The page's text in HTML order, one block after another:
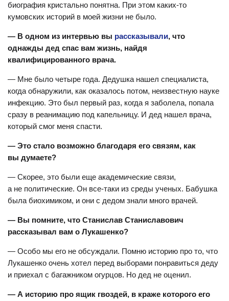
биография кристально понятна. При этом каких-то
кумовских историй в моей жизни не было.
— В одном из интервью вы рассказывали, что
однажды дед спас вам жизнь, найдя
квалифицированного врача.
— Мне было четыре года. Дедушка нашел специалиста,
когда обнаружили, как оказалось потом, неизвестную науке
инфекцию. Это был первый раз, когда я заболела, попала
сразу в реанимацию под капельницу. И дед нашел врача,
который смог меня спасти.
— Это стало возможно благодаря его связям, как
вы думаете?
— Скорее, это были еще академические связи,
а не политические. Он все-таки из среды ученых. Бабушка
была биохимиком, и они с дедом знали много врачей.
— Вы помните, что Станислав Станиславович
рассказывал вам о Лукашенко?
— Особо мы его не обсуждали. Помню историю про то, что
Лукашенко очень хотел перед выборами понравиться деду
и приехал с багажником огурцов. Но дед не оценил.
— А историю про ящик гвоздей, в краже которого его